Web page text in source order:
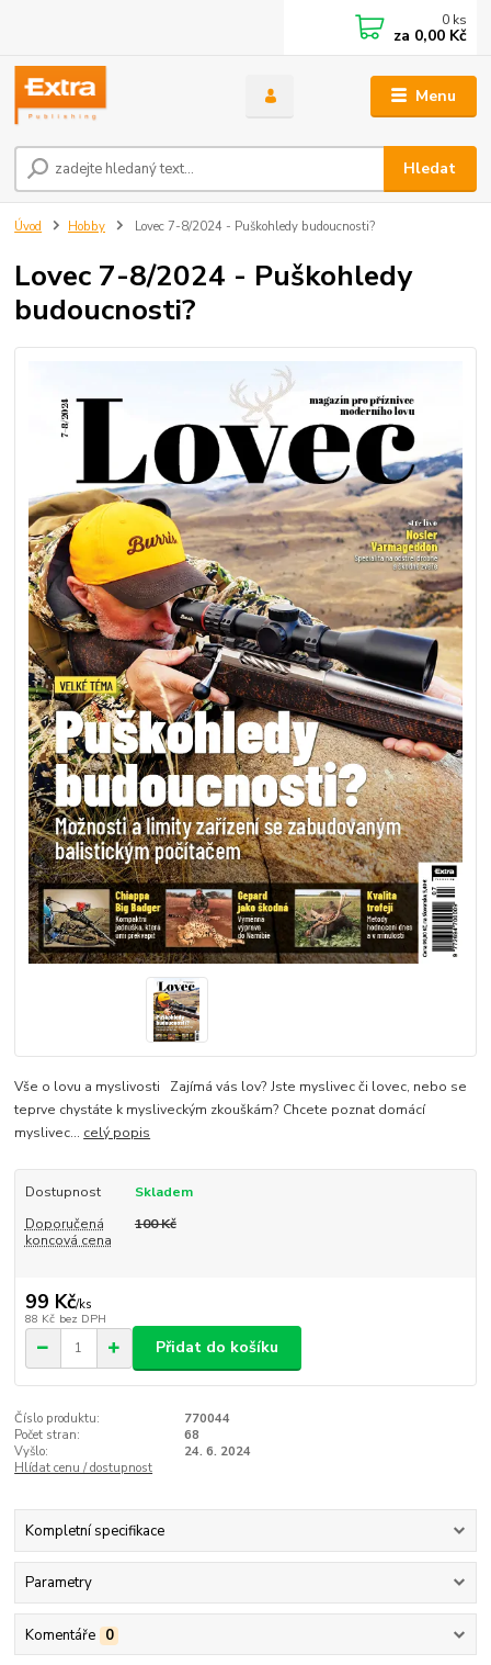
Menu
Hledat
0 ks
za 0,00 Kč
Úvod Hobby Lovec 7-8/2024 - Puškohledy budoucnosti?
Lovec 7-8/2024 - Puškohledy
budoucnosti?
Vše o lovu a myslivosti Zajímá vás lov? Jste myslivec či lovec, nebo se
teprve chystáte k mysliveckým zkouškám? Chcete poznat domácí
myslivec... celý popis
Dostupnost
Skladem
Doporučená
koncová cena
100 Kč
99 Kč/ks
88 Kč bez DPH
Přidat do košíku
Číslo produktu:
770044
Počet stran:
68
Vyšlo:
24. 6. 2024
Hlídat cenu / dostupnost
Kompletní specifikace
Parametry
Komentáře 0